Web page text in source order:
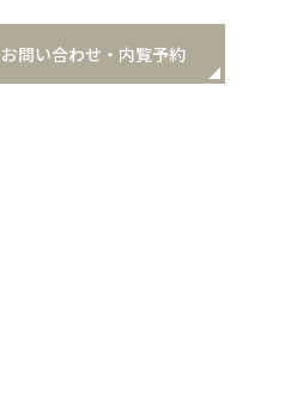
お問い合わせ・内覧予約